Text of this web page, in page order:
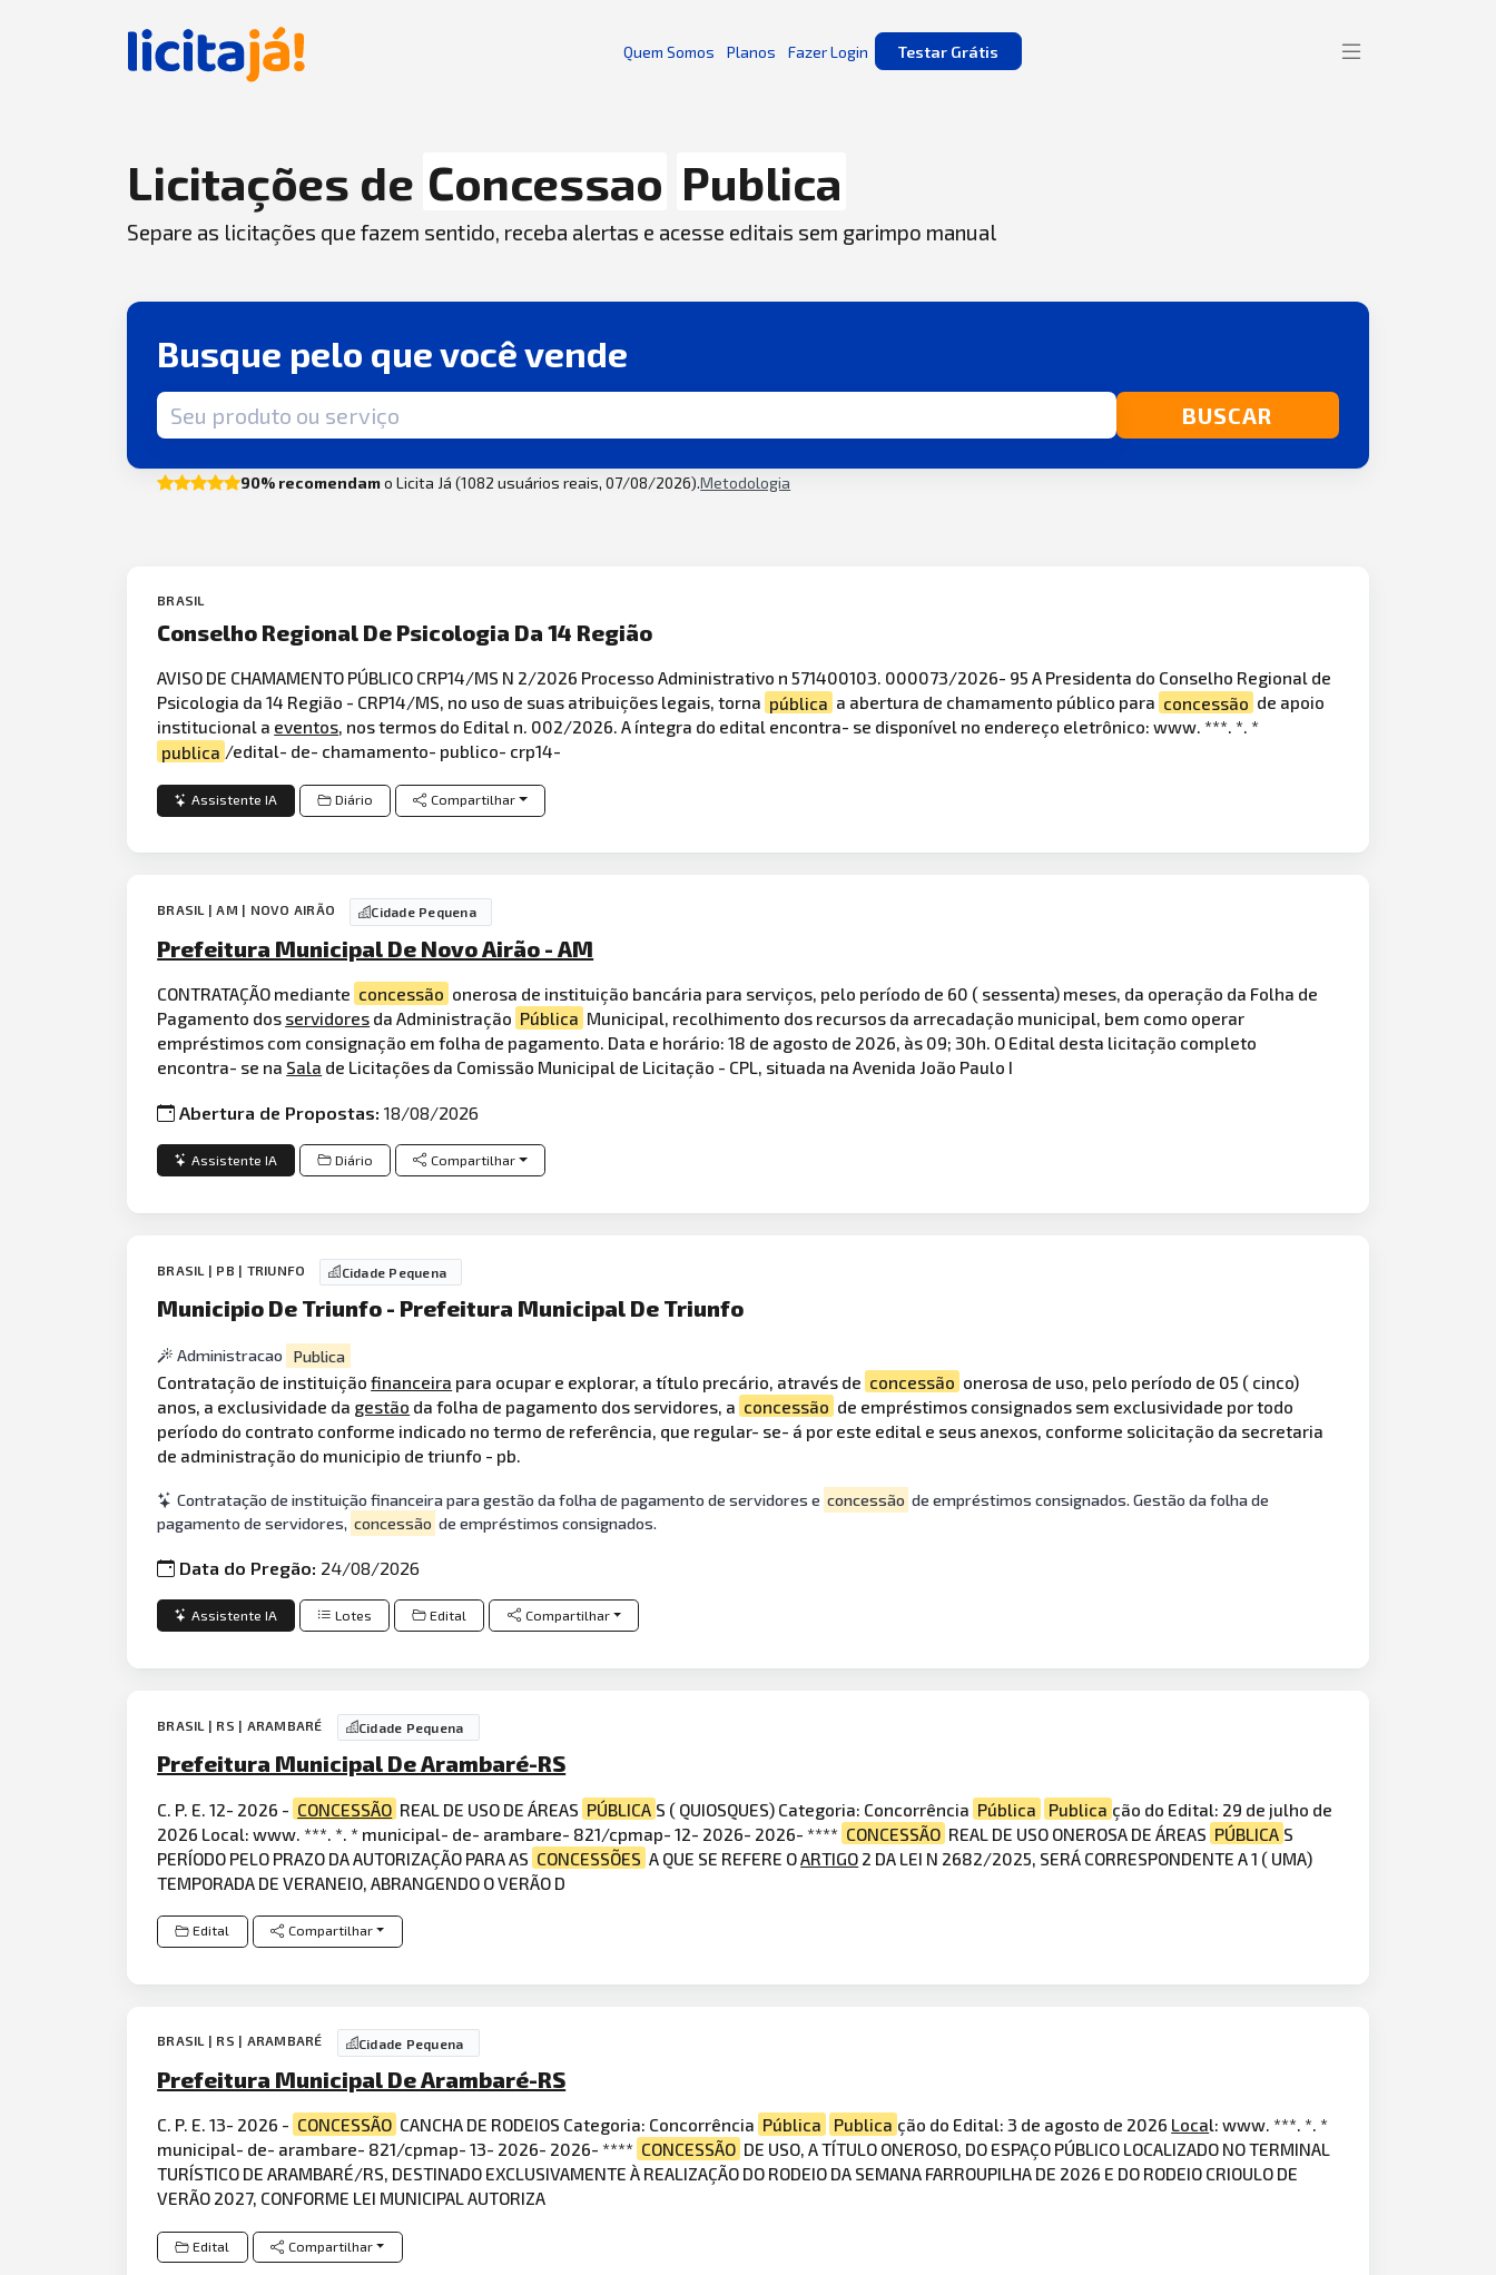
Quem Somos Planos Fazer Login Testar Grátis
Licitações de Concessao Publica
Separe as licitações que fazem sentido, receba alertas e acesse editais sem garimpo manual
Busque pelo que você vende
Termo de busca BUSCAR
90% recomendamo Licita Já (1082 usuários reais, 07/08/2026).Metodologia
BRASIL
Conselho Regional De Psicologia Da 14 Região
AVISO DE CHAMAMENTO PÚBLICO CRP14/MS N 2/2026 Processo Administrativo n 571400103. 000073/2026- 95 A Presidenta do Conselho Regional de
Psicologia da 14 Região - CRP14/MS, no uso de suas atribuições legais, torna pública a abertura de chamamento público para concessão de apoio
institucional a eventos, nos termos do Edital n. 002/2026. A íntegra do edital encontra- se disponível no endereço eletrônico: www. ***. *. *
publica /edital- de- chamamento- publico- crp14-
Assistente IA Diário Compartilhar
BRASIL | AM | NOVO AIRÃO Cidade Pequena
Prefeitura Municipal De Novo Airão - AM
CONTRATAÇÃO mediante concessão onerosa de instituição bancária para serviços, pelo período de 60 ( sessenta) meses, da operação da Folha de
Pagamento dos servidores da Administração Pública Municipal, recolhimento dos recursos da arrecadação municipal, bem como operar
empréstimos com consignação em folha de pagamento. Data e horário: 18 de agosto de 2026, às 09; 30h. O Edital desta licitação completo
encontra- se na Sala de Licitações da Comissão Municipal de Licitação - CPL, situada na Avenida João Paulo I
Abertura de Propostas:18/08/2026
Assistente IA Diário Compartilhar
BRASIL | PB | TRIUNFO Cidade Pequena
Municipio De Triunfo - Prefeitura Municipal De Triunfo
Administracao Publica
Contratação de instituiçãofinanceira para ocupar e explorar, a título precário, através de concessão onerosa de uso, pelo período de 05 ( cinco)
anos, a exclusividade da gestão da folha de pagamento dos servidores, a concessão de empréstimos consignados sem exclusividade por todo
período do contrato conforme indicado no termo de referência, que regular- se- á por este edital e seus anexos, conforme solicitação da secretaria
de administração do municipio de triunfo - pb.
Contratação de instituição financeira para gestão da folha de pagamento de servidores e concessão de empréstimos consignados. Gestão da folha de
pagamento de servidores, concessão de empréstimos consignados.
Data do Pregão: 24/08/2026
Assistente IA Lotes Edital Compartilhar
BRASIL | RS | ARAMBARÉ Cidade Pequena
Prefeitura Municipal De Arambaré-RS
C. P. E. 12- 2026 - CONCESSÃO REAL DE USO DE ÁREAS PÚBLICA S ( QUIOSQUES) Categoria: Concorrência Pública Publica ção do Edital: 29 de julho de
2026 Local: www. ***. *. * municipal- de- arambare- 821/cpmap- 12- 2026- 2026- **** CONCESSÃO REAL DE USO ONEROSA DE ÁREAS PÚBLICA S
PERÍODO PELO PRAZO DA AUTORIZAÇÃO PARA AS CONCESSÕES A QUE SE REFERE OARTIGO 2 DA LEI N 2682/2025, SERÁ CORRESPONDENTE A 1 ( UMA)
TEMPORADA DE VERANEIO, ABRANGENDO O VERÃO D
Edital Compartilhar
BRASIL | RS | ARAMBARÉ Cidade Pequena
Prefeitura Municipal De Arambaré-RS
C. P. E. 13- 2026 - CONCESSÃO CANCHA DE RODEIOS Categoria: Concorrência Pública Publica ção do Edital: 3 de agosto de 2026 Local: www. ***. *. *
municipal- de- arambare- 821/cpmap- 13- 2026- 2026- **** CONCESSÃO DE USO, A TÍTULO ONEROSO, DO ESPAÇO PÚBLICO LOCALIZADO NO TERMINAL
TURÍSTICO DE ARAMBARÉ/RS, DESTINADO EXCLUSIVAMENTE À REALIZAÇÃO DO RODEIO DA SEMANA FARROUPILHA DE 2026 E DO RODEIO CRIOULO DE
VERÃO 2027, CONFORME LEI MUNICIPAL AUTORIZA
Edital Compartilhar